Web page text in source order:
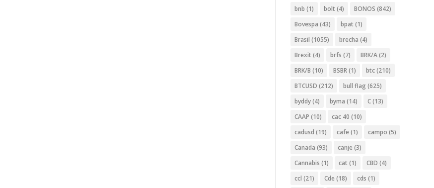
bnb (1) bolt (4) BONOS (842)
Bovespa (43) bpat (1)
Brasil (1055) brecha (4)
Brexit (4) brfs (7) BRK/A(2)
BRK/B (10) BSBR(1) btc(210)
BTCUSD (212) bull flag (625)
byddy(4) byma (14) C(13)
CAAP (10) cac 40 (10)
cadusd (19) cafe (1) campo (5)
Canada (93) canje (3)
Cannabis (1) cat (1) CBD (4)
ccl (21) Cde (18) cds (1)